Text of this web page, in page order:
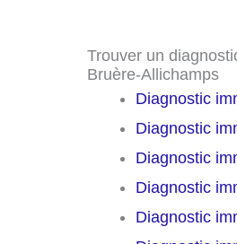
Trouver un
Bruère-Allichamps
Diagnostic
Diagnostic
Diagnostic
Diagnostic
Diagnostic